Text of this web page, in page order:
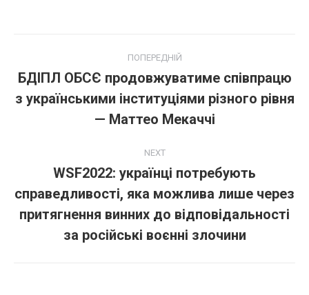
navigation
ПОПЕРЕДНІЙ
Попередній
пост:
БДІПЛ ОБСЄ продовжуватиме співпрацю
з українськими інституціями різного рівня
— Маттео Мекаччі
NEXT
post:
WSF2022: українці потребують
справедливості, яка можлива лише через
притягнення винних до відповідальності
за російські воєнні злочини